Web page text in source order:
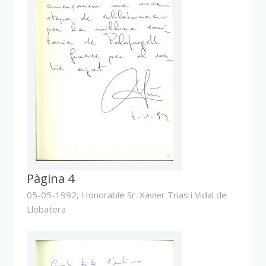
Pàgina 4
05-05-1992, Honorable Sr. Xavier Trias i Vidal de
Llobatera